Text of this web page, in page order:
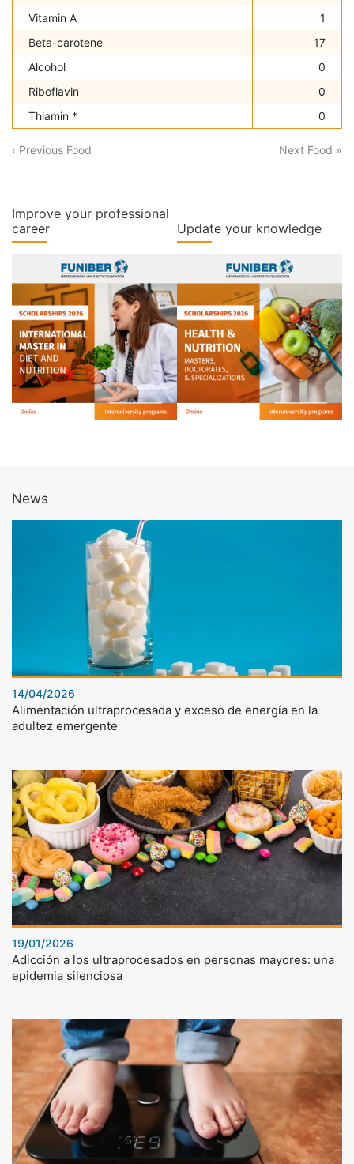
Vitamin A
1
Beta-carotene
17
Alcohol
0
Riboflavin
0
Thiamin *
0
‹ Previous Food Next Food »
Improve your professional
career
Update your knowledge
News
14/04/2026
Alimentación ultraprocesada y exceso de energía en la
adultez emergente
19/01/2026
Adicción a los ultraprocesados en personas mayores: una
epidemia silenciosa